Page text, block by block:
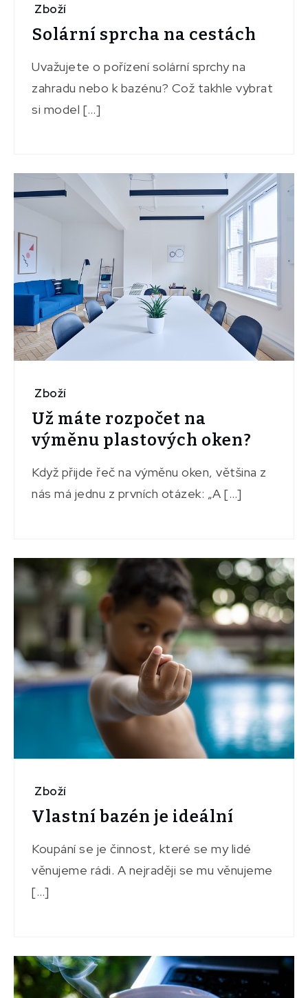
Zboží
Solární sprcha na cestách
Uvažujete o pořízení solární sprchy na
zahradu nebo k bazénu? Což takhle vybrat
si model […]
Zboží
Už máte rozpočet na
výměnu plastových oken?
Když přijde řeč na výměnu oken, většina z
nás má jednu z prvních otázek: „A […]
Zboží
Vlastní bazén je ideální
Koupání se je činnost, které se my lidé
věnujeme rádi. A nejraději se mu věnujeme
[…]